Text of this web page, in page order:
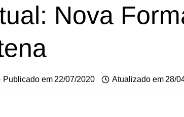
Nova
Publicado em 22/07/2020 Atualizado em 28/